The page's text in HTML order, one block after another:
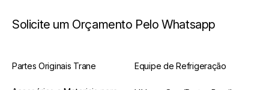
Solicite um Orçamento Pelo Whatsapp
Partes Originais Trane Equipe de Refrigeração